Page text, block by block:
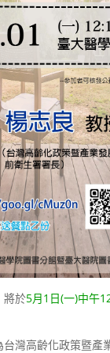
將於5月1 日(一)中午
灣高齡化政策暨產